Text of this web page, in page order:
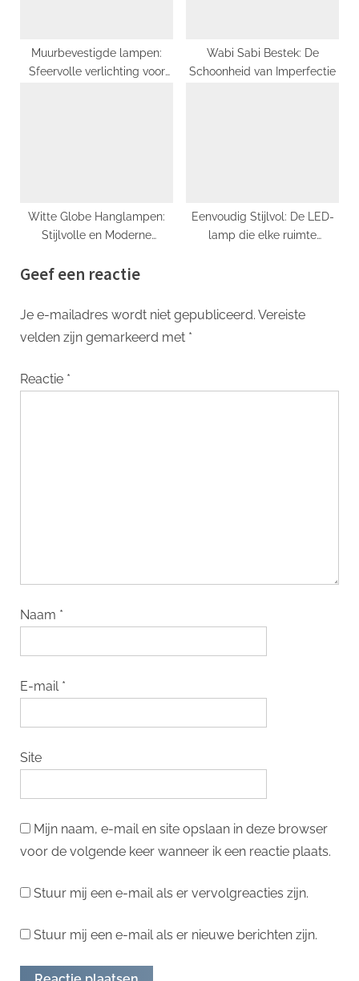
Muurbevestigde lampen:
Sfeervolle verlichting voor
Wabi Sabi Bestek: De
Schoonheid van Imperfectie
Witte Globe Hanglampen:
Stijlvolle en Moderne
Interieur
Eenvoudig Stijlvol: De LED-
lamp die elke ruimte
Geef een reactie
Je e-mailadres wordt niet gepubliceerd. Vereiste
velden zijn gemarkeerd met *
Reactie *
Naam *
E-mail *
Site
Mijn naam, e-mail en site opslaan in deze browser
voor de volgende keer wanneer ik een reactie plaats.
Stuur mij een e-mail als er vervolgreacties zijn.
Stuur mij een e-mail als er nieuwe berichten zijn.